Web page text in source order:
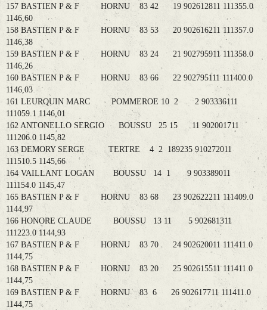
157 BASTIEN P & F HORNU 83 42 19 902612811 111355.0
1146,60
158 BASTIEN P & F HORNU 83 53 20 902616211 111357.0
1146,38
159 BASTIEN P & F HORNU 83 24 21 902795911 111358.0
1146,26
160 BASTIEN P & F HORNU 83 66 22 902795111 111400.0
1146,03
161 LEURQUIN MARC POMMEROE 10 2 2 903336111
111059.1 1146,01
162 ANTONELLO SERGIO BOUSSU 25 15 11 902001711
111206.0 1145,82
163 DEMORY SERGE TERTRE 4 2 189235 910272011
111510.5 1145,66
164 VAILLANT LOGAN BOUSSU 14 1 9 903389011
111154.0 1145,47
165 BASTIEN P & F HORNU 83 68 23 902622211 111409.0
1144,97
166 HONORE CLAUDE BOUSSU 13 11 5 902681311
111223.0 1144,93
167 BASTIEN P & F HORNU 83 70 24 902620011 111411.0
1144,75
168 BASTIEN P & F HORNU 83 20 25 902615511 111411.0
1144,75
169 BASTIEN P & F HORNU 83 6 26 902617711 111411.0
1144,75